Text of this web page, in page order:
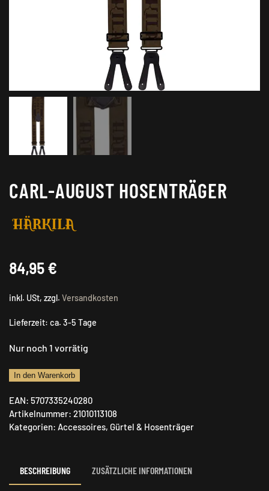
CARL-AUGUST HOSENTRÄGER
84,95 €
inkl. USt, zzgl. Versandkosten
Lieferzeit: ca. 3-5 Tage
Nur noch 1 vorrätig
Carl-
Hosenträger
Menge
In den Warenkorb
EAN: 5707335240280
Artikelnummer: 21010113108
Kategorien: Accessoires, Gürtel & Hosenträger
BESCHREIBUNG ZUSÄTZLICHE INFORMATIONEN